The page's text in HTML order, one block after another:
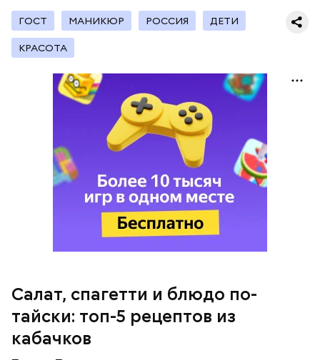
ГОСТ МАНИКЮР РОССИЯ ДЕТИ
КРАСОТА
Салат, спагетти и блюдо по-
тайски: топ-5 рецептов из
кабачков
кабачок;
петрушка;
чеснок;
оливковое масло;
Однако диетолог предупредила: не для всех дыня
может быть полезна. В первую очередь ее стоит
есть с осторожностью людям:
с сахарным диабетом;
лишним весом.